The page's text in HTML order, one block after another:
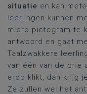
situatie en kan
leerlingen kunnen
micro-pictogram te
antwoord en gaat
Taalzwakkere
van één van de drie
erop klikt, dan krijg
Ze zullen wel het